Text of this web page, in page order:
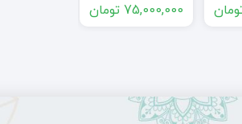
75,000,000 تومان